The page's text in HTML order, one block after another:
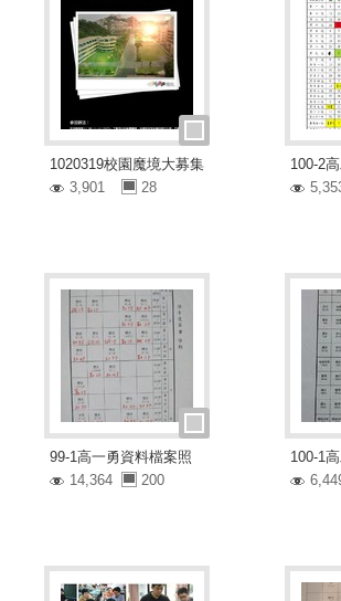
1020319校園魔境大募集
3,901
28
100-2
99-1高一勇資料檔案照
14,364
200
100-1